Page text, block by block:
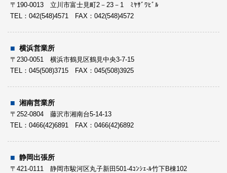
岡山営業所
〒700-0056 岡山市北区西崎本町１-４１番地
TEL： 086-252-5742 FAX：086-252-5741
米子営業所
〒683-0804 鳥取県米子市米原５丁目７番２号 丸綜ﾋﾞﾙ２F ５号
TEL： 0859-35-7037 FAX：0859-35-7038
下関営業所
〒751-0833 山口県下関市武久町２丁目２番２１号
TEL： 083-252-5094 FAX：083-252-9540
〒190-0013 立川市富士見町2－23－1 ﾐﾔｻﾞﾜﾋﾞﾙ
TEL：042(548)4571 FAX：042(548)4572
横浜営業所
〒230-0051 横浜市鶴見区鶴見中央3-7-15
TEL：045(508)3715 FAX：045(508)3925
湘南営業所
〒252-0804 藤沢市湘南台5-14-13
TEL：0466(42)6891 FAX：0466(42)6892
静岡出張所
〒421-0111 静岡市駿河区丸子新田501-4ｺﾝｼｪ‐ﾙ竹下B棟102